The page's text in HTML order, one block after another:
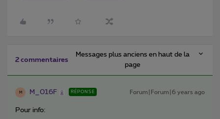
2 commentaires
Messages plus anciens en haut de la
page
M M_016F RÉPONSE Forum|Forum|6 years ago
Pour info: